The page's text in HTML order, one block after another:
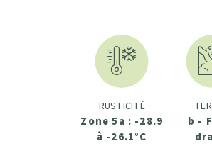
RUSTICITÉ
Zone 5a : -28.9
à -26.1°C
b -